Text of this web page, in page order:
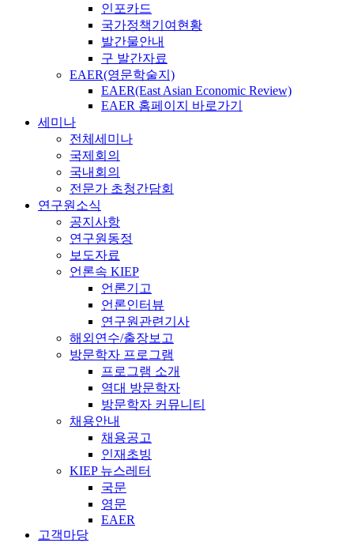
인포카드
국가정책기여현황
발간물안내
구 발간자료
EAER(영문학술지)
EAER(East Asian Economic Review)
EAER 홈페이지 바로가기
세미나
전체세미나
국제회의
국내회의
전문가 초청간담회
연구원소식
공지사항
연구원동정
보도자료
언론속 KIEP
언론기고
언론인터뷰
연구원관련기사
해외연수/출장보고
방문학자 프로그램
프로그램 소개
역대 방문학자
방문학자 커뮤니티
채용안내
채용공고
인재초빙
KIEP 뉴스레터
국문
영문
EAER
고객마당